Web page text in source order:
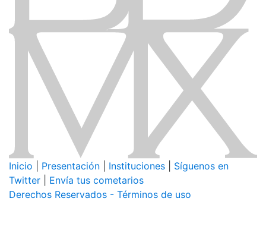
Inicio Presentación Instituciones
Síguenos en
Twitter
Envía tus cometarios
Derechos Reservados - Términos de uso